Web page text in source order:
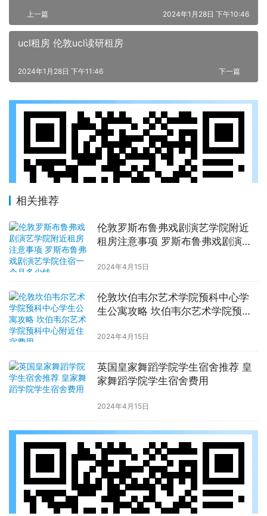
上一篇 2024年1月28日 下午10:46
ucl租房 伦敦ucl读研租房
下一篇
2024年1月28日 下午11:46
相关推荐
伦敦罗斯布鲁弗戏剧演艺学院附近
租房注意事项 罗斯布鲁弗戏剧演艺
2024年4月15日
伦敦坎伯韦尔艺术学院预科中心学
生公寓攻略 坎伯韦尔艺术学院预科
2024年4月15日
英国皇家舞蹈学院学生宿舍推荐 皇
家舞蹈学院学生宿舍费用
2024年4月15日